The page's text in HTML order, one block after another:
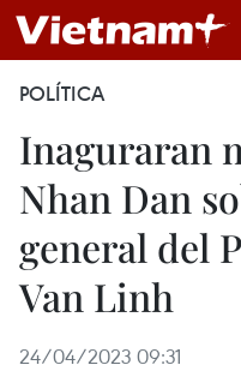
POLÍTICA
Inaguraran
Nhan Dan
general del
Van Linh
24/04/2023 09:31